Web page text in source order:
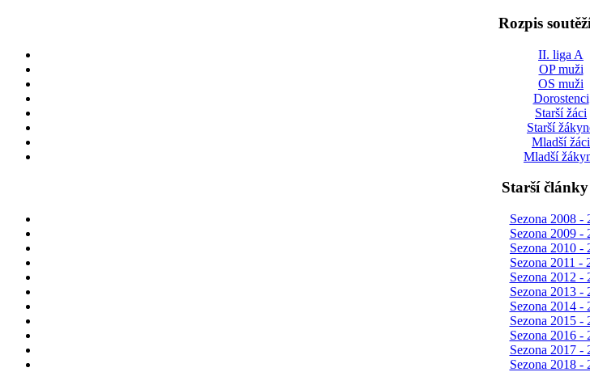
Rozpis
II. liga A
OP muži
OS muži
Dorostenci
Starší žáci
Starší
Mladší žáci
Mladší
Starší články
Sezona 2008 -
Sezona 2009 -
Sezona 2010 -
Sezona 2011 -
Sezona 2012 -
Sezona 2013 -
Sezona 2014 -
Sezona 2015 -
Sezona 2016 -
Sezona 2017 -
Sezona 2018 -